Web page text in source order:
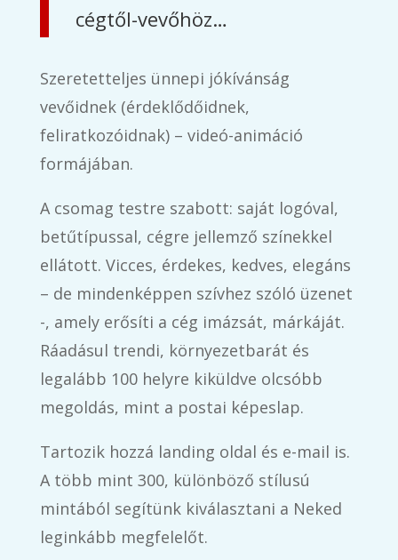
cégtől-vevőhöz…
Szeretetteljes ünnepi jókívánság
vevőidnek (érdeklődőidnek,
feliratkozóidnak) – videó-animáció
formájában.
A csomag testre szabott: saját logóval,
betűtípussal, cégre jellemző színekkel
ellátott. Vicces, érdekes, kedves, elegáns
– de mindenképpen szívhez szóló üzenet
-, amely erősíti a cég imázsát, márkáját.
Ráadásul trendi, környezetbarát és
legalább 100 helyre kiküldve olcsóbb
megoldás, mint a postai képeslap.
Tartozik hozzá landing oldal és e-mail is.
A több mint 300, különböző stílusú
mintából segítünk kiválasztani a Neked
leginkább megfelelőt.